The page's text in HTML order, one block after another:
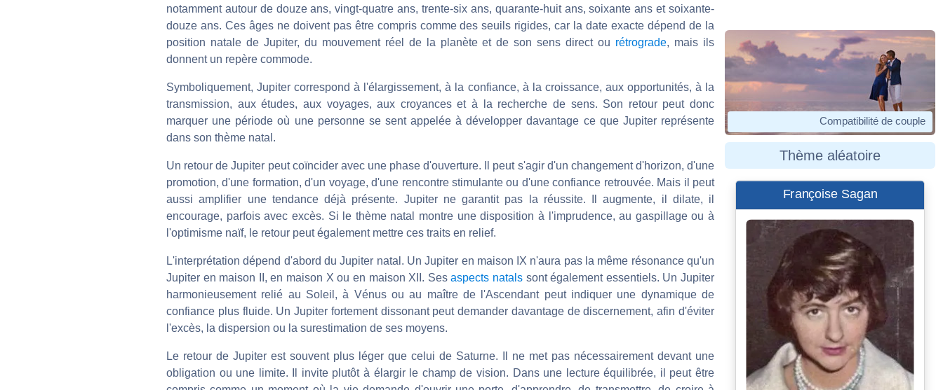
notamment autour de douze ans, vingt-quatre ans, trente-six ans, quarante-huit ans, soixante ans et soixante-
douze ans. Ces âges ne doivent pas être compris comme des seuils rigides, car la date exacte dépend de la
position natale de Jupiter, du mouvement réel de la planète et de son sens direct ou rétrograde, mais ils
donnent un repère commode.
Symboliquement, Jupiter correspond à l'élargissement, à la confiance, à la croissance, aux opportunités, à la
transmission, aux études, aux voyages, aux croyances et à la recherche de sens. Son retour peut donc
marquer une période où une personne se sent appelée à développer davantage ce que Jupiter représente
dans son thème natal.
Un retour de Jupiter peut coïncider avec une phase d'ouverture. Il peut s'agir d'un changement d'horizon, d'une
promotion, d'une formation, d'un voyage, d'une rencontre stimulante ou d'une confiance retrouvée. Mais il peut
aussi amplifier une tendance déjà présente. Jupiter ne garantit pas la réussite. Il augmente, il dilate, il
encourage, parfois avec excès. Si le thème natal montre une disposition à l'imprudence, au gaspillage ou à
l'optimisme naïf, le retour peut également mettre ces traits en relief.
L'interprétation dépend d'abord du Jupiter natal. Un Jupiter en maison IX n'aura pas la même résonance qu'un
Jupiter en maison II, en maison X ou en maison XII. Sesaspects natalssont également essentiels. Un Jupiter
harmonieusement relié au Soleil, à Vénus ou au maître de l'Ascendant peut indiquer une dynamique de
confiance plus fluide. Un Jupiter fortement dissonant peut demander davantage de discernement, afin d'éviter
l'excès, la dispersion ou la surestimation de ses moyens.
Le retour de Jupiter est souvent plus léger que celui de Saturne. Il ne met pas nécessairement devant une
obligation ou une limite. Il invite plutôt à élargir le champ de vision. Dans une lecture équilibrée, il peut être
Compatibilité de couple
Thème aléatoire
Françoise Sagan